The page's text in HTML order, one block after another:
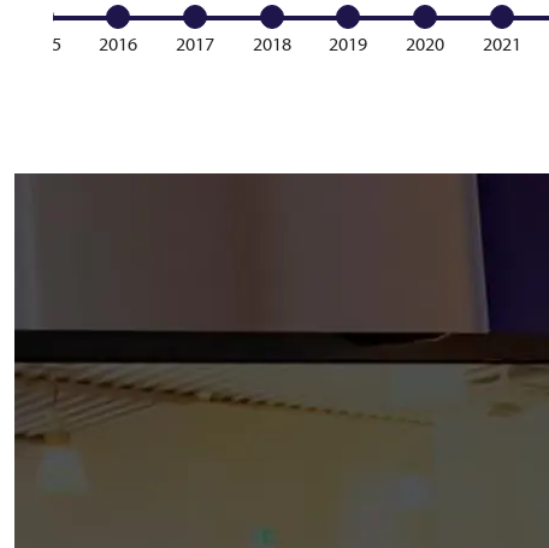
2015 2016 2017 2018 2019 2020 2021